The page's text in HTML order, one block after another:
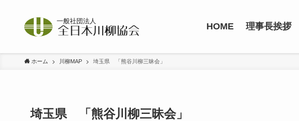
HOME 理事長挨拶
ホーム 川柳MAP 埼玉県 「熊谷川柳三昧会」
埼玉県 「熊谷川柳三昧会」